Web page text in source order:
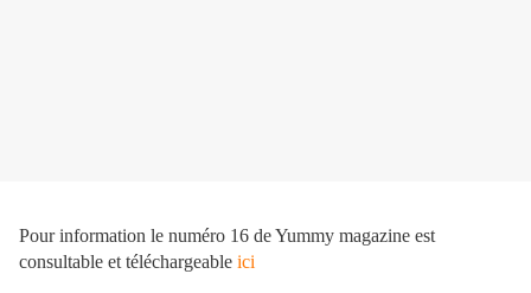
Pour information le numéro 16 de Yummy magazine est
consultable et téléchargeable ici